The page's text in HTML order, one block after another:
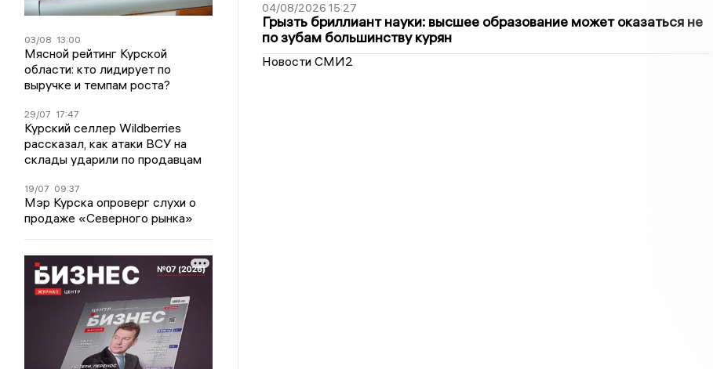
03/08 13:00
Мясной рейтинг Курской
области: кто лидирует по
выручке и темпам роста?
29/07 17:47
Курский селлер Wildberries
рассказал, как атаки ВСУ на
склады ударили по продавцам
19/07 09:37
Мэр Курска опроверг слухи о
продаже «Северного рынка»
04/08/2026 15:27
Грызть бриллиант науки: высшее образование может оказаться не
по зубам большинству курян
Новости СМИ2